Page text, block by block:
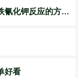
二价铁和铁氰化钾反应方程式二价铁和铁氰化钾反应的方程式是啥
好看